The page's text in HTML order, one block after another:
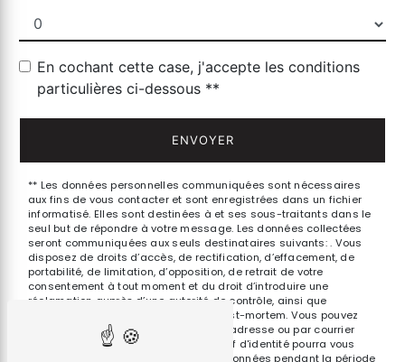
En cochant cette case, j'accepte les conditions
particulières ci-dessous **
ENVOYER
** Les données personnelles communiquées sont nécessaires
aux fins de vous contacter et sont enregistrées dans un fichier
informatisé. Elles sont destinées à et ses sous-traitants dans le
seul but de répondre à votre message. Les données collectées
seront communiquées aux seuls destinataires suivants: . Vous
disposez de droits d’accès, de rectification, d’effacement, de
portabilité, de limitation, d’opposition, de retrait de votre
consentement à tout moment et du droit d’introduire une
réclamation auprès d’une autorité de contrôle, ainsi que
d’organiser le sort de vos données post-mortem. Vous pouvez
exercer ces droits par voie postale à l'adresse ou par courrier
électronique à l'adresse . Un justificatif d'identité pourra vous
être demandé. Nous conservons vos données pendant la période